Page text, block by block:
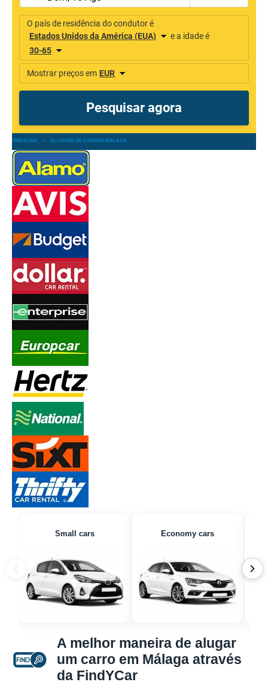
FINDYCAR » ALUGUER DE CARROS MALAGA
Small cars Economy cars
A melhor maneira de alugar
um carro em Málaga através
da FindYCar